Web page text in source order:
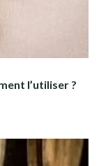
l’utiliser ?